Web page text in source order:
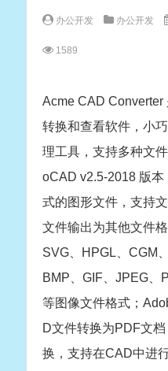
办公开发 办公开发
1589
Acme CAD
转换和查看软件，小
理工具，支持多种文
oCAD v2.5-2018 版
式的图形文件，支持
文件输出为其他文件
SVG、HPGL、CGM
BMP、GIF、JPEG、
等图像文件格式；
D文件转换为PDF文
换，支持在CAD中进